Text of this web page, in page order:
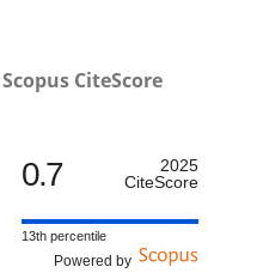
Scopus CiteScore
0.7
2025
CiteScore
13th percentile
Powered by